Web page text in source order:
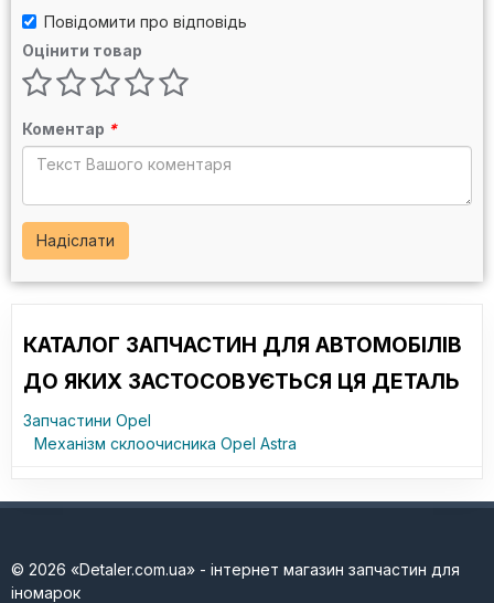
Повідомити про відповідь
Оцінити товар
Коментар *
Надіслати
КАТАЛОГ ЗАПЧАСТИН ДЛЯ АВТОМОБІЛІВ
ДО ЯКИХ ЗАСТОСОВУЄТЬСЯ ЦЯ ДЕТАЛЬ
Запчастини Opel
Механізм склоочисника Opel Astra
© 2026 «Detaler.com.ua» - інтернет магазин запчастин для
іномарок